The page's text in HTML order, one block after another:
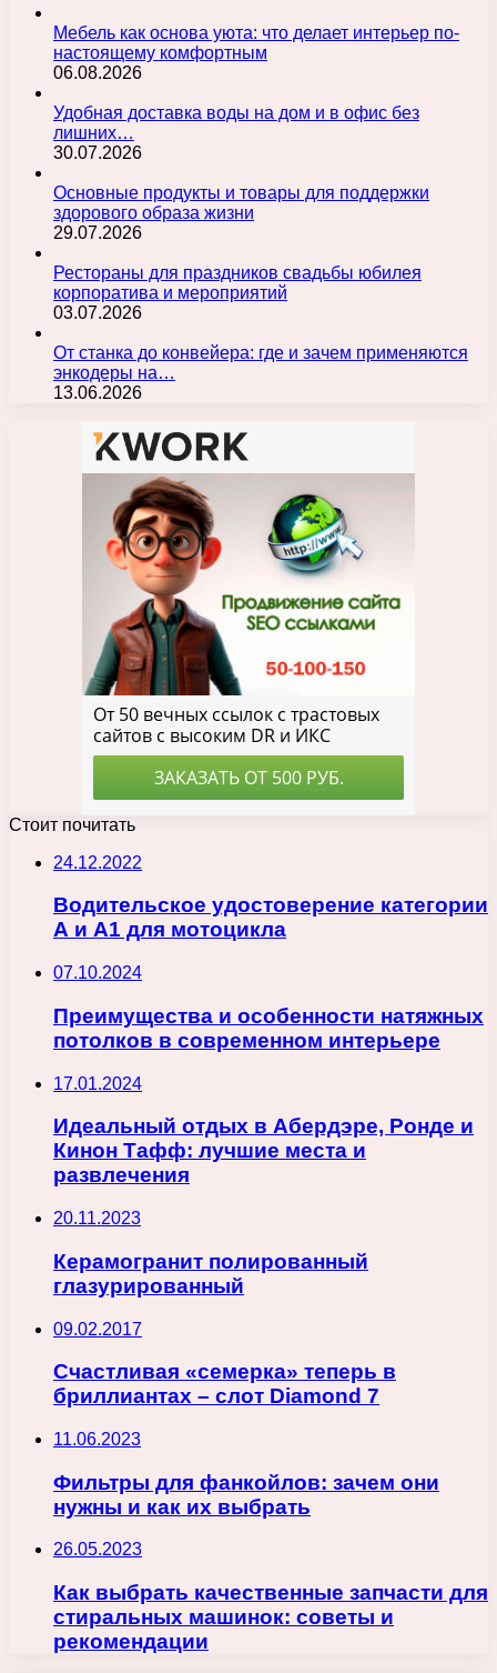
Мебель как основа уюта: что делает интерьер по-
настоящему комфортным
06.08.2026
Удобная доставка воды на дом и в офис без
лишних…
30.07.2026
Основные продукты и товары для поддержки
здорового образа жизни
29.07.2026
Рестораны для праздников свадьбы юбилея
корпоратива и мероприятий
03.07.2026
От станка до конвейера: где и зачем применяются
энкодеры на…
13.06.2026
Стоит почитать
24.12.2022
Водительское удостоверение категории
А и А1 для мотоцикла
07.10.2024
Преимущества и особенности натяжных
потолков в современном интерьере
17.01.2024
Идеальный отдых в Абердэре, Ронде и
Кинон Тафф: лучшие места и
развлечения
20.11.2023
Керамогранит полированный
глазурированный
09.02.2017
Счастливая «семерка» теперь в
бриллиантах – слот Diamond 7
11.06.2023
Фильтры для фанкойлов: зачем они
нужны и как их выбрать
26.05.2023
Как выбрать качественные запчасти для
стиральных машинок: советы и
рекомендации